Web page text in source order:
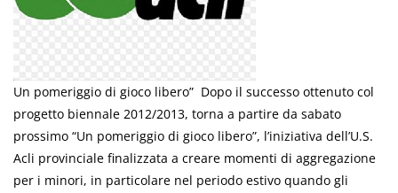
Un pomeriggio di gioco libero” Dopo il successo ottenuto col
progetto biennale 2012/2013, torna a partire da sabato
prossimo “Un pomeriggio di gioco libero”, l’iniziativa dell’U.S.
Acli provinciale finalizzata a creare momenti di aggregazione
per i minori, in particolare nel periodo estivo quando gli